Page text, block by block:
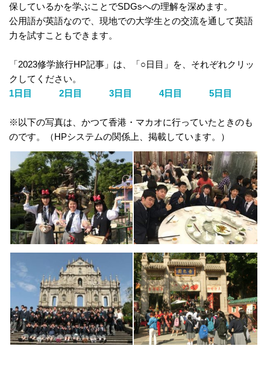
保しているかを学ぶことでSDGsへの理解を深めます。
公用語が英語なので、現地での大学生との交流を通して英語
力を試すこともできます。
「2023修学旅行HP記事」は、「○日目」を、それぞれクリッ
クしてください。
1日目
2日目 3日目 4日目 5日目
※以下の写真は、かつて香港・マカオに行っていたときのも
のです。（HPシステムの関係上、掲載しています。）